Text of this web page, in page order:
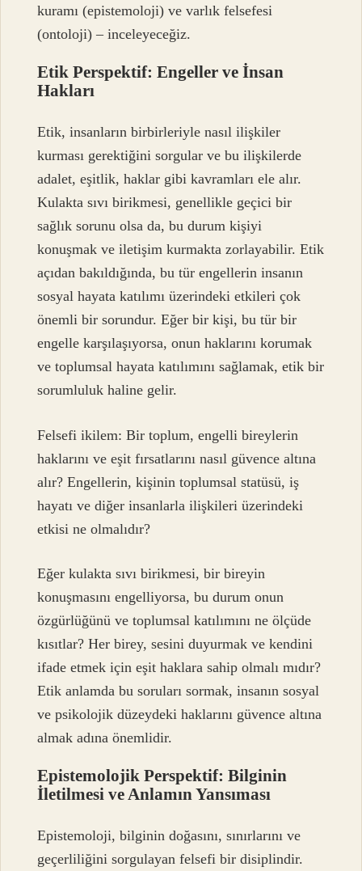
kuramı (epistemoloji) ve varlık felsefesi
(ontoloji) – inceleyeceğiz.
Etik Perspektif: Engeller ve İnsan
Hakları
Etik, insanların birbirleriyle nasıl ilişkiler
kurması gerektiğini sorgular ve bu ilişkilerde
adalet, eşitlik, haklar gibi kavramları ele alır.
Kulakta sıvı birikmesi, genellikle geçici bir
sağlık sorunu olsa da, bu durum kişiyi
konuşmak ve iletişim kurmakta zorlayabilir. Etik
açıdan bakıldığında, bu tür engellerin insanın
sosyal hayata katılımı üzerindeki etkileri çok
önemli bir sorundur. Eğer bir kişi, bu tür bir
engelle karşılaşıyorsa, onun haklarını korumak
ve toplumsal hayata katılımını sağlamak, etik bir
sorumluluk haline gelir.
Felsefi ikilem: Bir toplum, engelli bireylerin
haklarını ve eşit fırsatlarını nasıl güvence altına
alır? Engellerin, kişinin toplumsal statüsü, iş
hayatı ve diğer insanlarla ilişkileri üzerindeki
etkisi ne olmalıdır?
Eğer kulakta sıvı birikmesi, bir bireyin
konuşmasını engelliyorsa, bu durum onun
özgürlüğünü ve toplumsal katılımını ne ölçüde
kısıtlar? Her birey, sesini duyurmak ve kendini
ifade etmek için eşit haklara sahip olmalı mıdır?
Etik anlamda bu soruları sormak, insanın sosyal
ve psikolojik düzeydeki haklarını güvence altına
almak adına önemlidir.
Epistemolojik Perspektif: Bilginin
İletilmesi ve Anlamın Yansıması
Epistemoloji, bilginin doğasını, sınırlarını ve
geçerliliğini sorgulayan felsefi bir disiplindir.